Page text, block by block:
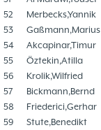
52
Merbecks,Yannik
53
Gaßmann,Marius
54
Akcapinar,Timur
55
Öztekin,Atilla
56
Krolik,Wilfried
57
Bickmann,Bernd
58
Friederici,Gerhar
59
Stute,Benedikt